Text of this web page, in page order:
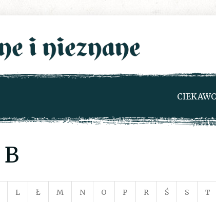
L Ł M N O P R Ś S T